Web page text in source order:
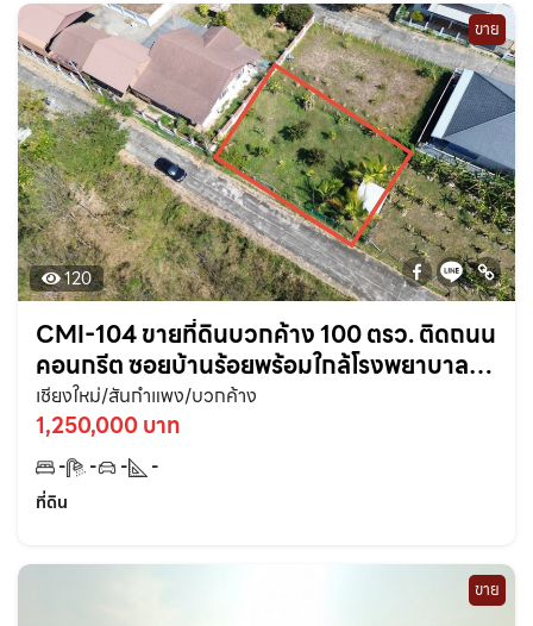
ขาย
120
CMI-104 ขายที่ดินบวกค้าง 100 ตรว. ติดถนน
คอนกรีต ซอยบ้านร้อยพร้อมใกล้โรงพยาบาล
สันกำแพง-3กม. จ.เชียงใหม่
เชียงใหม่/สันกำแพง/บวกค้าง
1,250,000 บาท
- - -
-
ที่ดิน
ขาย